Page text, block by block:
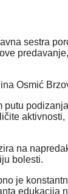
sestra
Osmić
aktivnosti,
na
bolesti.
je
edukacija